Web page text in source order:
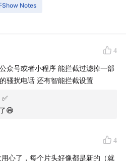
就是不强迫自己做不喜欢的
自宇宙的反馈
Show Notes
4
众号或者小程序 能拦截过滤掉一部
骚扰电话 还有智能拦截设置
😄
4
心了，每个片头好像都是新的（就